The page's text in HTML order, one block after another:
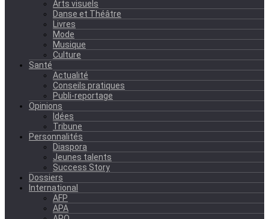
Arts visuels
Danse et Théâtre
Livres
Mode
Musique
Culture
Santé
Actualité
Conseils pratiques
Publi-reportage
Opinions
Idées
Tribune
Personnalités
Diaspora
Jeunes talents
Success Story
Dossiers
International
AFP
APA